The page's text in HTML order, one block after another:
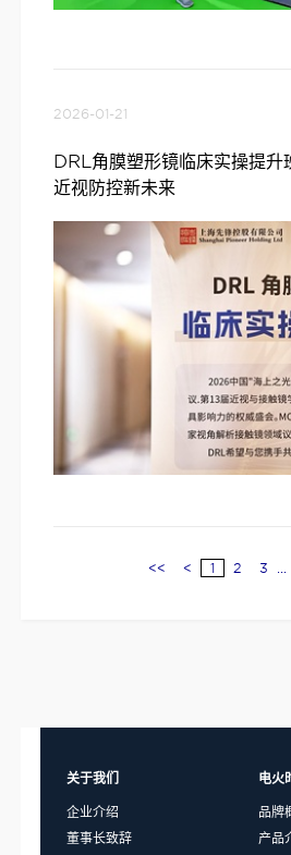
2026-01-21
DRL角膜塑形镜临床实操提升
近视防控新未来
<< < 1 2 3 ...
关于我们
企业介绍
董事长致辞
电火
品牌
产品